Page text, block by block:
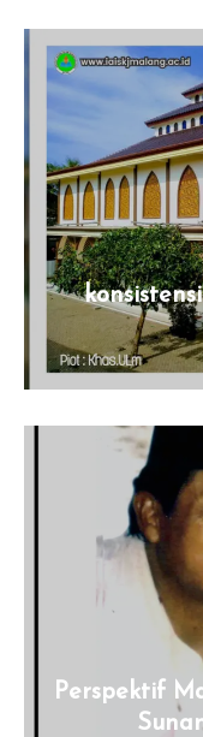
Perspektif